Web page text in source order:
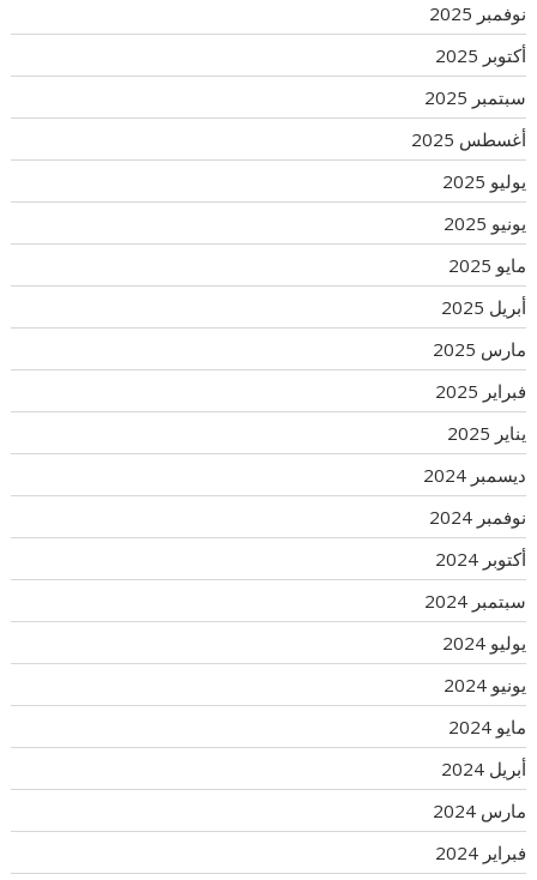
نوفمبر 2025
أكتوبر 2025
سبتمبر 2025
أغسطس 2025
يوليو 2025
يونيو 2025
مايو 2025
أبريل 2025
مارس 2025
فبراير 2025
يناير 2025
ديسمبر 2024
نوفمبر 2024
أكتوبر 2024
سبتمبر 2024
يوليو 2024
يونيو 2024
مايو 2024
أبريل 2024
مارس 2024
فبراير 2024